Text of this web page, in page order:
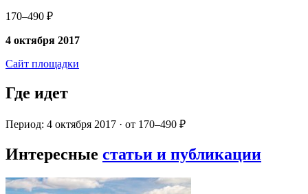
170–490 ₽
4 октября 2017
Сайт площадки
Где идет
Период: 4 октября 2017 · от 170–490 ₽
Интересные статьи и публикации